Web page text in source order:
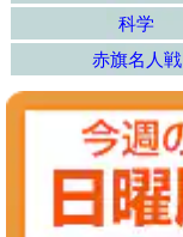
科学
赤旗名人戦